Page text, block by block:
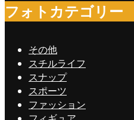
フォトカテゴリー
その他
スチルライフ
スナップ
スポーツ
ファッション